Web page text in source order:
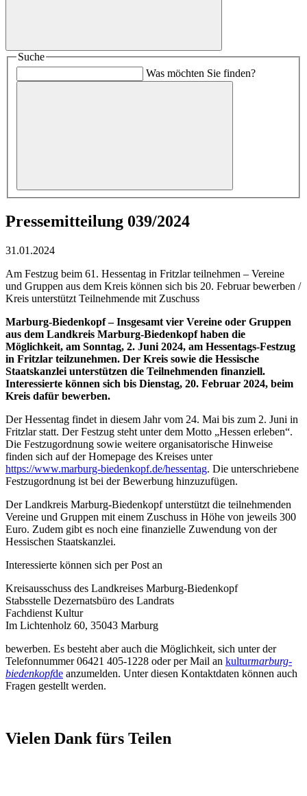
Suche
Was möchten Sie finden?
Pressemitteilung 039/2024
31.01.2024
Am Festzug beim 61. Hessentag in Fritzlar teilnehmen – Vereine
und Gruppen aus dem Kreis können sich bis 20. Februar bewerben /
Kreis unterstützt Teilnehmende mit Zuschuss
Marburg-Biedenkopf – Insgesamt vier Vereine oder Gruppen
aus dem Landkreis Marburg-Biedenkopf haben die
Möglichkeit, am Sonntag, 2. Juni 2024, am Hessentags-Festzug
in Fritzlar teilzunehmen. Der Kreis sowie die Hessische
Staatskanzlei unterstützen die Teilnehmenden finanziell.
Interessierte können sich bis Dienstag, 20. Februar 2024, beim
Kreis dafür bewerben.
Der Hessentag findet in diesem Jahr vom 24. Mai bis zum 2. Juni in
Fritzlar statt. Der Festzug steht unter dem Motto „Hessen erleben“.
Die Festzugordnung sowie weitere organisatorische Hinweise
finden sich auf der Homepage des Kreises unter
https://www.marburg-biedenkopf.de/hessentag. Die unterschriebene
Festzugordnung ist bei der Bewerbung hinzuzufügen.
Der Landkreis Marburg-Biedenkopf unterstützt die teilnehmenden
Vereine und Gruppen mit einem Zuschuss in Höhe von jeweils 300
Euro. Zudem gibt es noch eine finanzielle Zuwendung von der
Hessischen Staatskanzlei.
Interessierte können sich per Post an
Kreisausschuss des Landkreises Marburg-Biedenkopf
Stabsstelle Dezernatsbüro des Landrats
Fachdienst Kultur
Im Lichtenholz 60, 35043 Marburg
bewerben. Es besteht aber auch die Möglichkeit, sich unter der
Telefonnummer 06421 405-1228 oder per Mail an kulturmarburg-
biedenkopfde anzumelden. Unter diesen Kontaktdaten können auch
Fragen gestellt werden.
Vielen Dank fürs Teilen